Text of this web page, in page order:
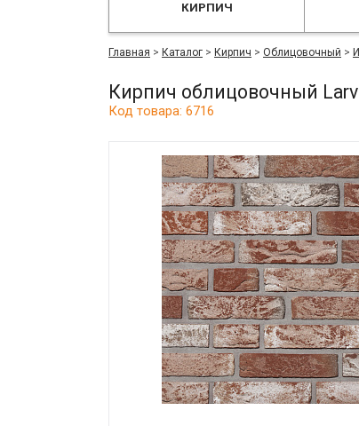
КИРПИЧ
Главная > Каталог > Кирпич > Облицовочный >
Кирпич облицовочный
Код товара: 6716